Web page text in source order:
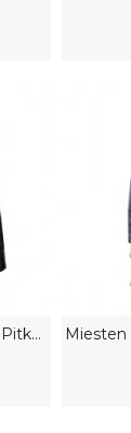
Villatakki Miesten Ohut Pitkä Tuulitakki Paksu Takki